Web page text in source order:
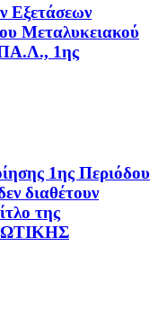
Εξετάσεων
Μεταλυκειακού
1ης
1ης Περιόδου
διαθέτουν
της